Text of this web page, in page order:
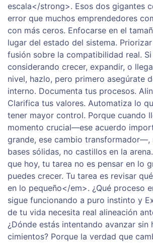
escala</strong>. Esos dos gigantes
error que muchos emprendedores
con más ceros. Enfocarse en el
lugar del estado del sistema.
fusión sobre la compatibilidad real.
considerando crecer, expandir, o
nivel, hazlo, pero primero asegúrate
interno. Documenta tus procesos.
Clarifica tus valores. Automatiza lo
tener mayor control. Porque cuando
momento crucial—ese acuerdo
grande, ese cambio transformador—,
bases sólidas, no castillos en la
que hoy, tu tarea no es pensar en lo
puedes crecer. Tu tarea es revisar
en lo pequeño</em>. ¿Qué proceso
sigue funcionando a puro instinto y
de tu vida necesita real alineación
¿Dónde estás intentando avanzar sin
cimientos? Porque la verdad que